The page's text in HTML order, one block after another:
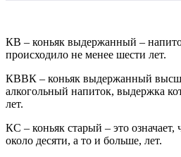
КВ – коньяк выдержанный –
происходило не менее шести лет.
КВВК – коньяк выдержанный
алкогольный напиток, выдержка
лет.
КС – коньяк старый – это означает,
около десяти, а то и больше, лет.